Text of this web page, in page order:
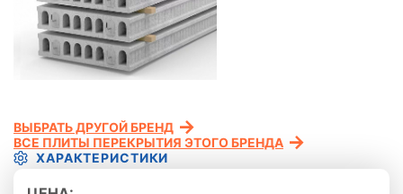
ХАРАКТЕРИСТИКИ
ВЫБРАТЬ ДРУГОЙ БРЕНД
ВСЕ ПЛИТЫ ПЕРЕКРЫТИЯ ЭТОГО БРЕНДА